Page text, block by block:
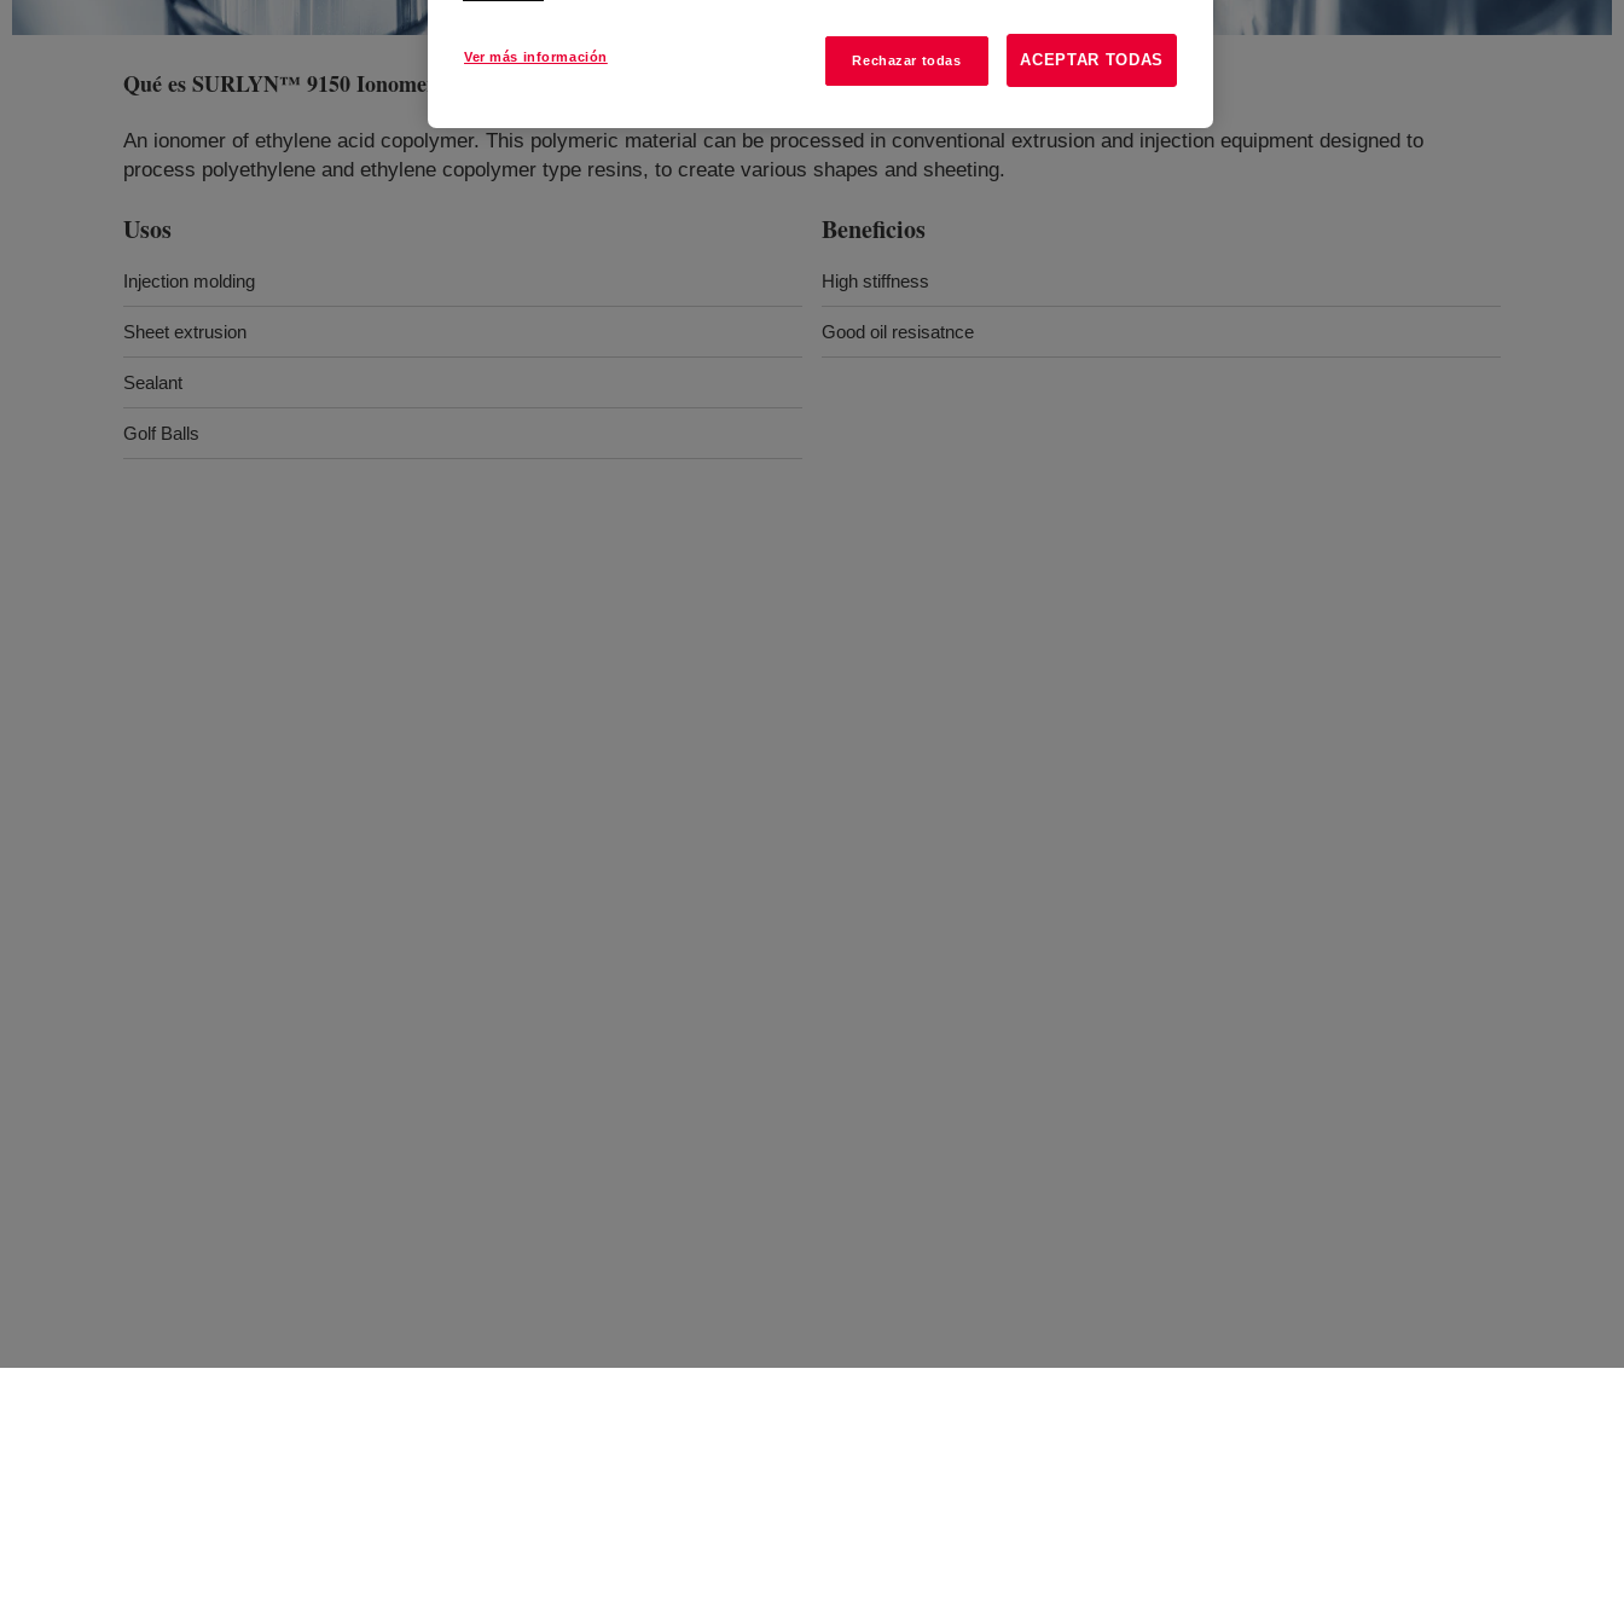
Qué esSURLYN™ 9150 Ionomer
An ionomer of ethylene acid copolymer. This polymeric material can be processed in conventional extrusion and injection equipment designed to
process polyethylene and ethylene copolymer type resins, to create various shapes and sheeting.
Usos
Injection molding
Sheet extrusion
Sealant
Golf Balls
Beneficios
High stiffness
Good oil resisatnce
Ver más información Rechazar todas ACEPTAR TODAS